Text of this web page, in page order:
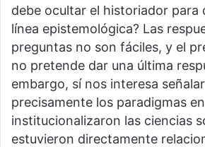
debe ocultar el historiador para
línea epistemológica? Las
preguntas no son fáciles, y el
no pretende dar una última
embargo, sí nos interesa
precisamente los paradigmas
institucionalizaron las ciencias
estuvieron directamente